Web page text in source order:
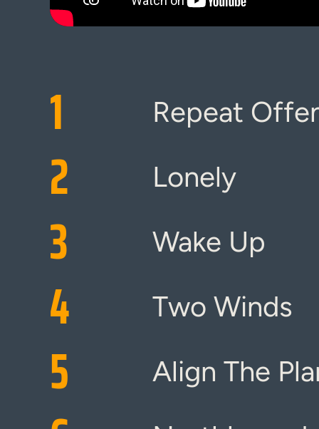
1 Repeat
2 Lonely
3 Wake Up
4 Two Winds
5 Align The